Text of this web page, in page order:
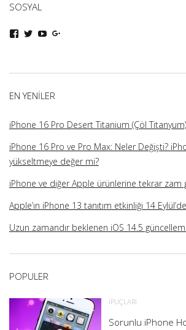
SOSYAL
iphoneturka
profilini
iphoneturka
profilini
iphoneturka
profiliniprofilini
EN YENILER
iPhone 16 Pro Desert Titanium (Çöl Titanyum)
iPhone 16 Pro ve Pro Max: Neler Değişti?
yükseltmeye değer mi?
iPhone ve diğer Apple ürünlerine tekrar zam
Apple’ın iPhone 13 tanıtım etkinliği 14
Uzun zamandır beklenen iOS 14.5
POPULER
İPUÇLARI
Sorunlu iPhone